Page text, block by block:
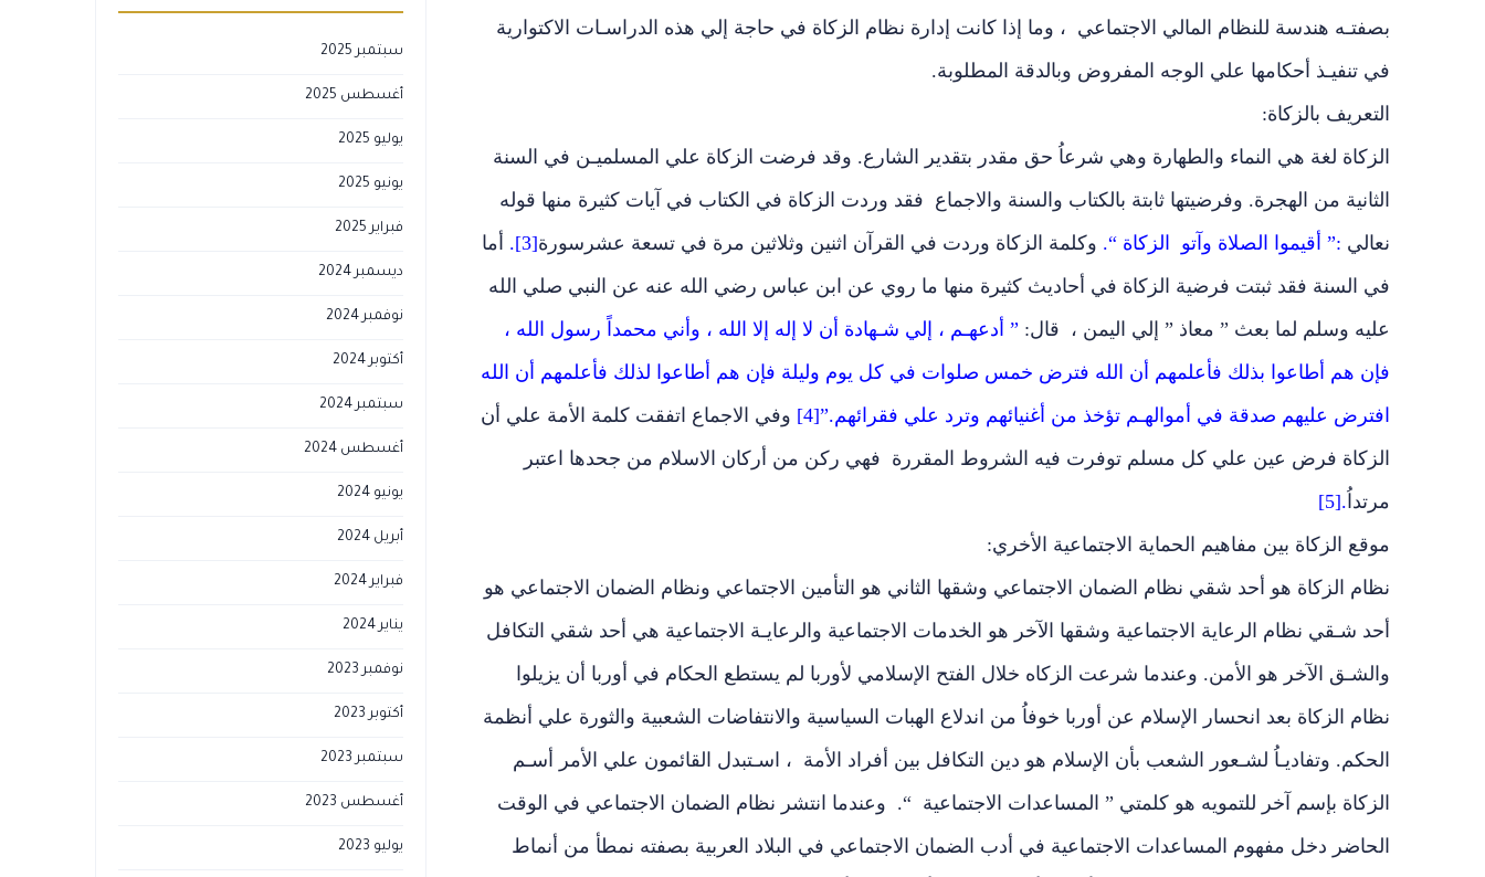
بصفتـه هندسة للنظام المالي الاجتماعي ، وما إذا كانت إدارة نظام الزكاة في حاجة إلي هذه الدراسـات الاكتوارية
في تنفيـذ أحكامها علي الوجه المفروض وبالدقة المطلوبة.
التعريف بالزكاة:
الزكاة لغة هي النماء والطهارة وهي شرعاُ حق مقدر بتقدير الشارع. وقد فرضت الزكاة علي المسلميـن في السنة
الثانية من الهجرة. وفرضيتها ثابتة بالكتاب والسنة والاجماع فقد وردت الزكاة في الكتاب في آيات كثيرة منها قوله
نعالي :” أقيموا الصلاة وآتو الزكاة “. وكلمة الزكاة وردت في القرآن اثنين وثلاثين مرة في تسعة عشرسورة[3].
أما
في السنة فقد ثبتت فرضية الزكاة في أحاديث كثيرة منها ما روي عن ابن عباس رضي الله عنه عن النبي صلي الله
عليه وسلم لما بعث ” معاذ ” إلي اليمن ، قال: ” أدعهـم ، إلي شـهادة أن لا إله إلا الله ، وأني محمداً رسول الله ،
فإن هم أطاعوا بذلك فأعلمهم أن الله فترض خمس صلوات في كل يوم وليلة فإن هم أطاعوا لذلك فأعلمهم أن الله
افترض عليهم صدقة في أموالهـم تؤخذ من أغنيائهم وترد علي فقرائهم.”[4]
وفي الاجماع اتفقت كلمة الأمة علي أن
الزكاة فرض عين علي كل مسلم توفرت فيه الشروط المقررة فهي ركن من أركان الاسلام من جحدها اعتبر
مرتداُ .[5]
موقع الزكاة بين مفاهيم الحماية الاجتماعية الأخري:
نظام الزكاة هو أحد شقي نظام الضمان الاجتماعي وشقها الثاني هو التأمين الاجتماعي ونظام الضمان الاجتماعي هو
أحد شـقي نظام الرعاية الاجتماعية وشقها الآخر هو الخدمات الاجتماعية والرعايـة الاجتماعية هي أحد شقي التكافل
والشـق الآخر هو الأمن. وعندما شرعت الزكاه خلال الفتح الإسلامي لأوربا لم يستطع الحكام في أوربا أن يزيلوا
نظام الزكاة بعد انحسار الإسلام عن أوربا خوفاُ من اندلاع الهبات السياسية والانتفاضات الشعبية والثورة علي أنظمة
الحكم. وتفاديـاُ لشـعور الشعب بأن الإسلام هو دين التكافل بين أفراد الأمة ، اسـتبدل القائمون علي الأمر أسـم
الزكاة بإسم آخر للتمويه هو كلمتي ” المساعدات الاجتماعية “. وعندما انتشر نظام الضمان الاجتماعي في الوقت
الحاضر دخل مفهوم المساعدات الاجتماعية في أدب الضمان الاجتماعي في البلاد العربية بصفته نمطأ من أنماط
سبتمبر 2025
أغسطس 2025
يوليو 2025
يونيو 2025
فبراير 2025
ديسمبر 2024
نوفمبر 2024
أكتوبر 2024
سبتمبر 2024
أغسطس 2024
يونيو 2024
أبريل 2024
فبراير 2024
يناير 2024
نوفمبر 2023
أكتوبر 2023
سبتمبر 2023
أغسطس 2023
يوليو 2023